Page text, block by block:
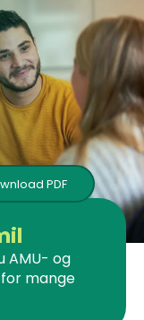
AMU- og
mange
PDF